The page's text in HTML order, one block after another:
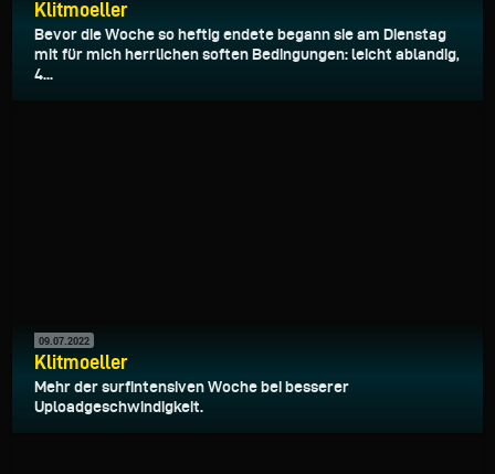
Klitmoeller
Bevor die Woche so heftig endete begann sie am Dienstag
mit für mich herrlichen soften Bedingungen: leicht ablandig,
4...
09.07.2022
Klitmoeller
Mehr der surfintensiven Woche bei besserer
Uploadgeschwindigkeit.